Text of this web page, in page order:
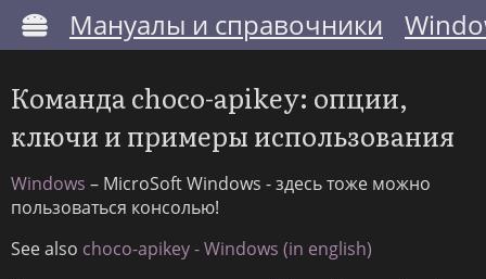
Мануалы и справочники
Команда choco-apikey: опции,
ключи и примеры использования
Windows – MicroSoft Windows - здесь тоже можно
пользоваться консолью!
See also choco-apikey - Windows (in english)